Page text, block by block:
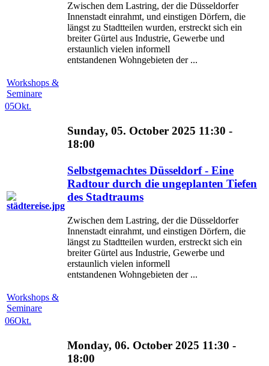
Zwischen dem Lastring, der die Düsseldorfer
Innenstadt einrahmt, und einstigen Dörfern, die
längst zu Stadtteilen wurden, erstreckt sich ein
breiter Gürtel aus Industrie, Gewerbe und
erstaunlich vielen informell
entstandenen Wohngebieten der ...
Workshops &
Seminare
05Okt.
Sunday, 05. October 2025 11:30 -
18:00
Selbstgemachtes Düsseldorf - Eine
Radtour durch die ungeplanten Tiefen
des Stadtraums
Zwischen dem Lastring, der die Düsseldorfer
Innenstadt einrahmt, und einstigen Dörfern, die
längst zu Stadtteilen wurden, erstreckt sich ein
breiter Gürtel aus Industrie, Gewerbe und
erstaunlich vielen informell
entstandenen Wohngebieten der ...
Workshops &
Seminare
06Okt.
Monday, 06. October 2025 11:30 -
18:00